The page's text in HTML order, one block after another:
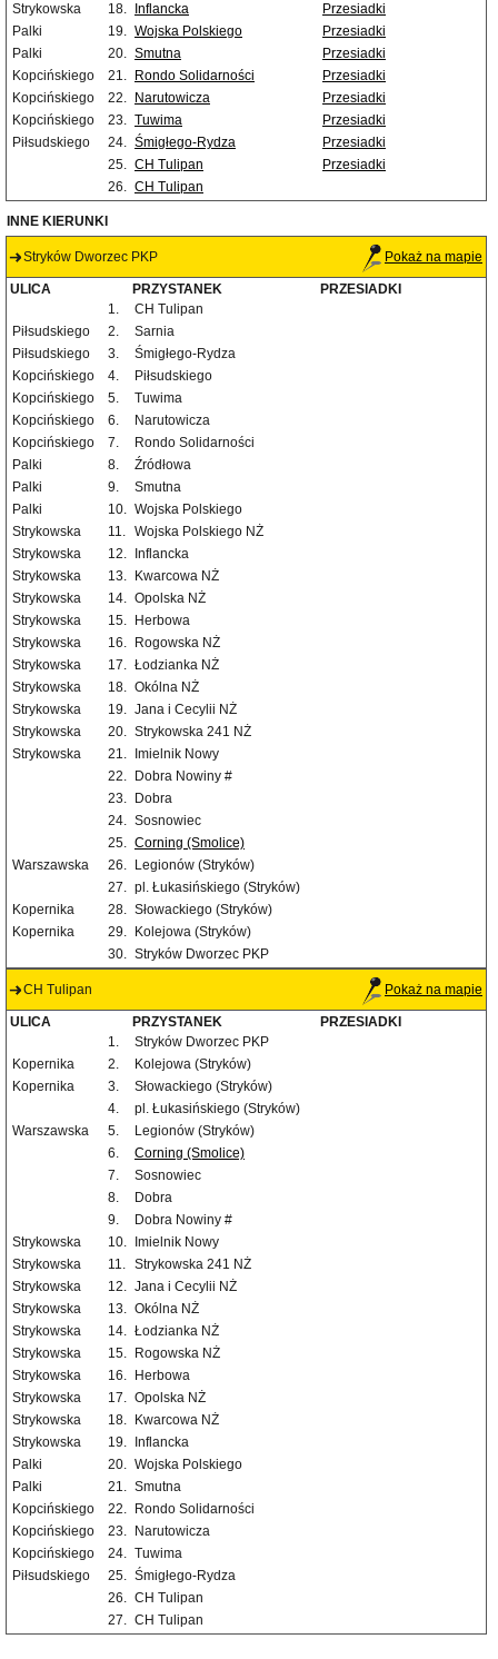
Strykowska
18. Inflancka
Przesiadki
Palki
19. Wojska Polskiego
Przesiadki
Palki
20. Smutna
Przesiadki
Kopcińskiego
21. Rondo Solidarności
Przesiadki
Kopcińskiego
22. Narutowicza
Przesiadki
Kopcińskiego
23. Tuwima
Przesiadki
Piłsudskiego
24. Śmigłego-Rydza
Przesiadki
25. CH Tulipan
Przesiadki
26. CH Tulipan
INNE KIERUNKI
Stryków Dworzec PKP Pokaż na mapie
ULICA PRZYSTANEK
PRZESIADKI
1.
CH Tulipan
Piłsudskiego
2.
Sarnia
Piłsudskiego
3.
Śmigłego-Rydza
Kopcińskiego
4.
Piłsudskiego
Kopcińskiego
5.
Tuwima
Kopcińskiego
6.
Narutowicza
Kopcińskiego
7.
Rondo Solidarności
Palki
8.
Źródłowa
Palki
9.
Smutna
Palki
10. Wojska Polskiego
Strykowska
11. Wojska Polskiego NŻ
Strykowska
12.
Inflancka
Strykowska
13.
Kwarcowa NŻ
Strykowska
14. Opolska NŻ
Strykowska
15.
Herbowa
Strykowska
16.
Rogowska NŻ
Strykowska
17. Łodzianka NŻ
Strykowska
18. Okólna NŻ
Strykowska
19. Jana i Cecylii NŻ
Strykowska
20. Strykowska 241 NŻ
Strykowska
21.
Imielnik Nowy
22.
Dobra Nowiny #
23.
Dobra
24. Sosnowiec
25. Corning (Smolice)
Warszawska
26.
Legionów (Stryków)
27. pl. Łukasińskiego (Stryków)
Kopernika
28. Słowackiego (Stryków)
Kopernika
29.
Kolejowa (Stryków)
30. Stryków Dworzec PKP
CH Tulipan Pokaż na mapie
ULICA PRZYSTANEK
PRZESIADKI
1.
Stryków Dworzec PKP
Kopernika
2.
Kolejowa (Stryków)
Kopernika
3.
Słowackiego (Stryków)
4.
pl. Łukasińskiego (Stryków)
Warszawska
5.
Legionów (Stryków)
6.
Corning (Smolice)
7.
Sosnowiec
8.
Dobra
9.
Dobra Nowiny #
Strykowska
10.
Imielnik Nowy
Strykowska
11. Strykowska 241 NŻ
Strykowska
12. Jana i Cecylii NŻ
Strykowska
13. Okólna NŻ
Strykowska
14. Łodzianka NŻ
Strykowska
15.
Rogowska NŻ
Strykowska
16.
Herbowa
Strykowska
17. Opolska NŻ
Strykowska
18.
Kwarcowa NŻ
Strykowska
19.
Inflancka
Palki
20. Wojska Polskiego
Palki
21. Smutna
Kopcińskiego
22.
Rondo Solidarności
Kopcińskiego
23.
Narutowicza
Kopcińskiego
24. Tuwima
Piłsudskiego
25. Śmigłego-Rydza
26. CH Tulipan
27. CH Tulipan